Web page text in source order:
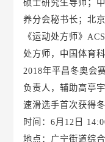
硕士研究生导师；
养分会秘书长；北
《运动处方师》
处方师，中国体育
2018年平昌冬奥会
负责人，辅助高亭
速滑选手首次获得冬
时间：6月12日
地点：广宁街道综